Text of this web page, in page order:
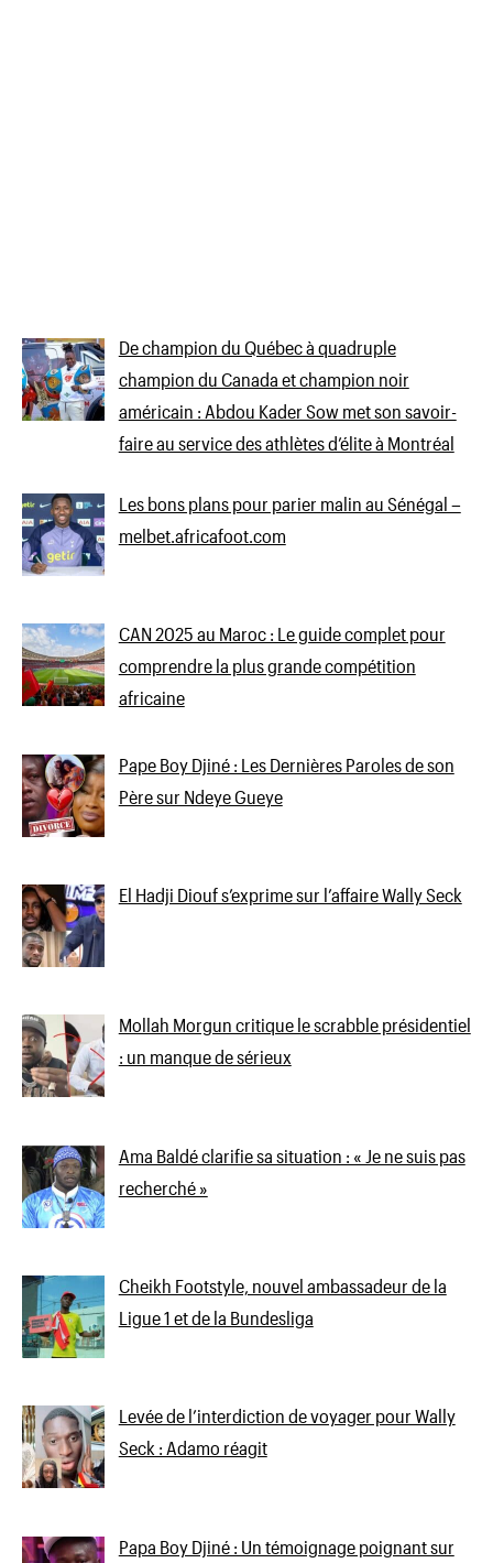
De champion du Québec à quadruple
champion du Canada et champion noir
américain : Abdou Kader Sow met son savoir-
faire au service des athlètes d’élite à Montréal
Les bons plans pour parier malin au Sénégal –
melbet.africafoot.com
CAN 2025 au Maroc : Le guide complet pour
comprendre la plus grande compétition
africaine
Pape Boy Djiné : Les Dernières Paroles de son
Père sur Ndeye Gueye
El Hadji Diouf s’exprime sur l’affaire Wally Seck
Mollah Morgun critique le scrabble présidentiel
: un manque de sérieux
Ama Baldé clarifie sa situation : « Je ne suis pas
recherché »
Cheikh Footstyle, nouvel ambassadeur de la
Ligue 1 et de la Bundesliga
Levée de l’interdiction de voyager pour Wally
Seck : Adamo réagit
Papa Boy Djiné : Un témoignage poignant sur